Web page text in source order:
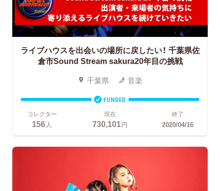
ライブハウスを出会いの場所に戻したい！ 千葉県佐
倉市Sound Stream sakura20年目の挑戦
千葉県 音楽
FUNDED
コレクター
156人
現在
730,101円
終了
2020/04/16